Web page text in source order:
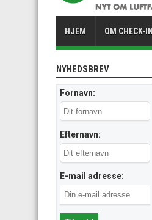
HJEM OM CHECK-IN
NYHEDSBREV
Fornavn:
Efternavn:
E-mail adresse: